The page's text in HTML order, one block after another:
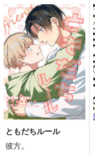
ともだちルール
彼方。